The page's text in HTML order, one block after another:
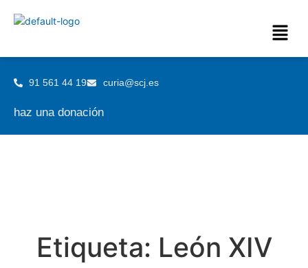
91 561 44 19 curia@scj.es
haz una donación
Etiqueta: León XIV